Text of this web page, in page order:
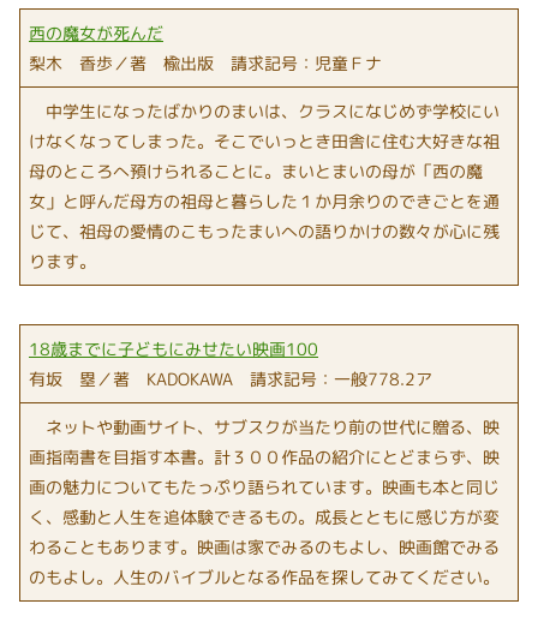
西の魔女が死んだ
梨木 香歩／著 楡出版 請求記号：児童Ｆナ
中学生になったばかりのまいは、クラスになじめず学校にい
けなくなってしまった。そこでいっとき田舎に住む大好きな祖
母のところへ預けられることに。まいとまいの母が「西の魔
女」と呼んだ母方の祖母と暮らした１か月余りのできごとを通
じて、祖母の愛情のこもったまいへの語りかけの数々が心に残
ります。
18歳までに子どもにみせたい映画100
有坂 塁／著 KADOKAWA 請求記号：一般778.2ア
ネットや動画サイト、サブスクが当たり前の世代に贈る、映
画指南書を目指す本書。計３００作品の紹介にとどまらず、映
画の魅力についてもたっぷり語られています。映画も本と同じ
く、感動と人生を追体験できるもの。成長とともに感じ方が変
わることもあります。映画は家でみるのもよし、映画館でみる
のもよし。人生のバイブルとなる作品を探してみてください。